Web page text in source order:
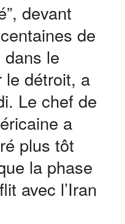
devant
de
le
le détroit, a
Le chef de
a
plus tôt
la phase
avec l’Iran